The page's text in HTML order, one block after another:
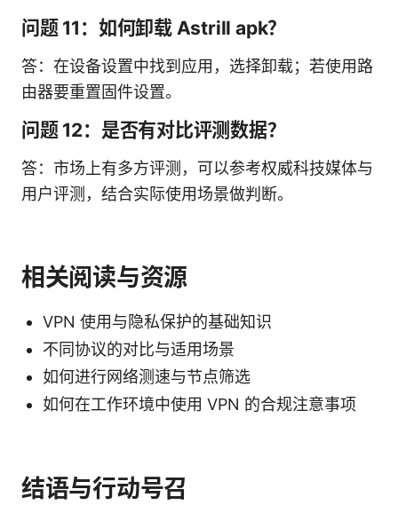
问题 11：如何卸载 Astrill apk？
答：在设备设置中找到应用，选择卸载；若使用路
由器要重置固件设置。
问题 12：是否有对比评测数据？
答：市场上有多方评测，可以参考权威科技媒体与
用户评测，结合实际使用场景做判断。
相关阅读与资源
VPN 使用与隐私保护的基础知识
不同协议的对比与适用场景
如何进行网络测速与节点筛选
如何在工作环境中使用 VPN 的合规注意事项
结语与行动号召